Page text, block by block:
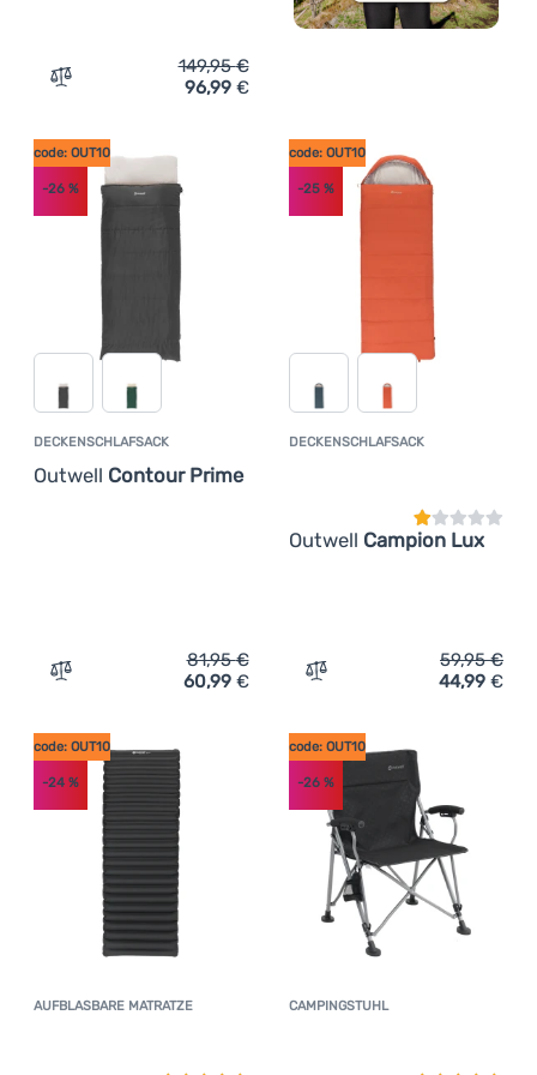
Zum Vergleich 'Kühlbox Outwell Fulmar 60L' hinzufügen
149,95€
96,99 €
DECKENSCHLAFSACK
Outwell Contour Prime
code: OUT10
-26 %
Zum Vergleich 'Deckenschlafsack Outwell Contour
81,95€
60,99 €
DECKENSCHLAFSACK
Outwell Campion Lux
code: OUT10
-25%
Zum Vergleich
59,95€
44,99 €
AUFBLASBARE MATRATZEKundenbewertung
code: OUT10
-24 %
CAMPINGSTUHL
code: OUT10
-26%